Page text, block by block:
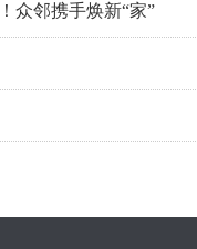
众邻携手焕新“家”